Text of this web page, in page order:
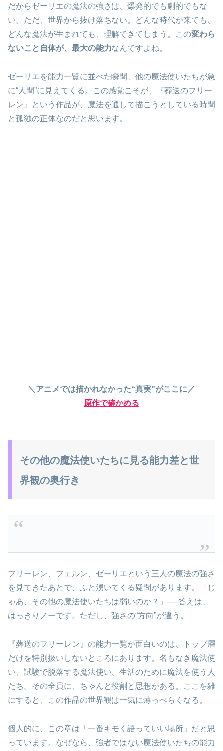
だからゼーリエの魔法の強さは、爆発的でも劇的でもな
い。ただ、世界から抜け落ちない。どんな時代が来ても、
どんな魔法が生まれても、理解できてしまう。この変わら
ないこと自体が、最大の能力なんですよね。
ゼーリエを能力一覧に並べた瞬間、他の魔法使いたちが急
に“人間”に見えてくる。この感覚こそが、『葬送のフリー
レン』という作品が、魔法を通して描こうとしている時間
と孤独の正体なのだと思います。
＼アニメでは描かれなかった“真実”がここに／
原作で確かめる
その他の魔法使いたちに見る能力差と世
界観の奥行き
フリーレン、フェルン、ゼーリエという三人の魔法の強さ
を見てきたあとで、ふと湧いてくる疑問があります。「じ
ゃあ、その他の魔法使いたちは弱いのか？」──答えは、
はっきりノーです。ただし、強さの“方向”が違う。
『葬送のフリーレン』の能力一覧が面白いのは、トップ層
だけを特別扱いしないところにあります。名もなき魔法使
い、試験で脱落する魔法使い、生活のために魔法を使う人
たち。その全員に、ちゃんと役割と思想がある。ここを雑
にすると、この作品の世界観は一気に薄っぺらくなる。
個人的に、この章は「一番キモく語っていい場所」だと思
っています。なぜなら、強者ではない魔法使いたちの能力